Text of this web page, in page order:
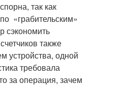
так как
«грабительским»
сэкономить
также
устройства, одной
требовала
за операция, зачем